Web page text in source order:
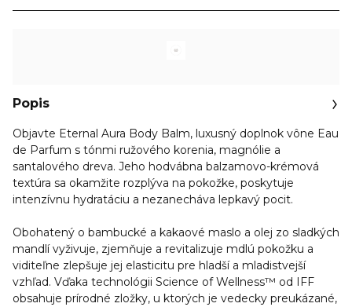
Popis
Objavte Eternal Aura Body Balm, luxusný doplnok vône Eau
de Parfum s tónmi ružového korenia, magnólie a
santalového dreva. Jeho hodvábna balzamovo-krémová
textúra sa okamžite rozplýva na pokožke, poskytuje
intenzívnu hydratáciu a nezanecháva lepkavý pocit.
Obohatený o bambucké a kakaové maslo a olej zo sladkých
mandlí vyživuje, zjemňuje a revitalizuje mdlú pokožku a
viditeľne zlepšuje jej elasticitu pre hladší a mladistvejší
vzhľad. Vďaka technológii Science of Wellness™ od IFF
obsahuje prírodné zložky, u ktorých je vedecky preukázané,